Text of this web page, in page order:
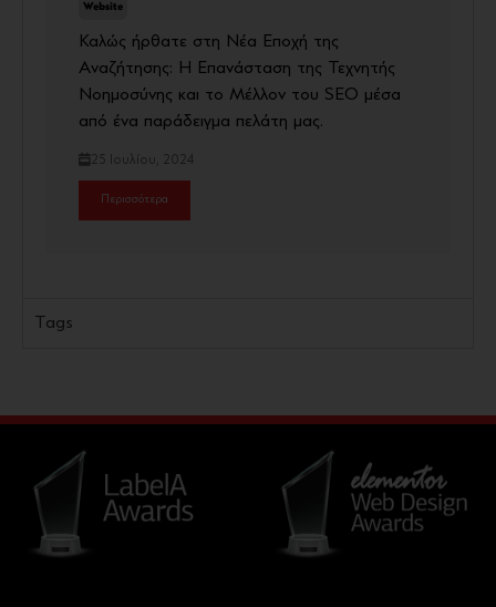
Website
Καλώς ήρθατε στη Νέα Εποχή της
Αναζήτησης: Η Επανάσταση της Τεχνητής
Νοημοσύνης και το Μέλλον του SEO μέσα
από ένα παράδειγμα πελάτη μας.
25 Ιουλίου, 2024
Περισσότερα
Tags